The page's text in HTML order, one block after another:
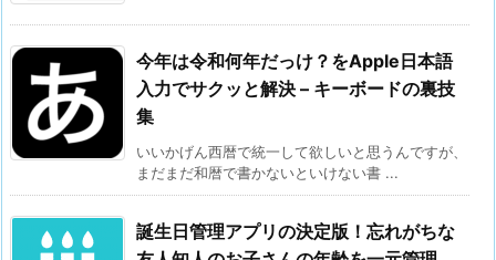
今年は令和何年だっけ？をApple日本語
入力でサクッと解決 – キーボードの裏技
集
いいかげん西暦で統一して欲しいと思うんですが、
まだまだ和暦で書かないといけない書 ...
誕生日管理アプリの決定版！忘れがちな